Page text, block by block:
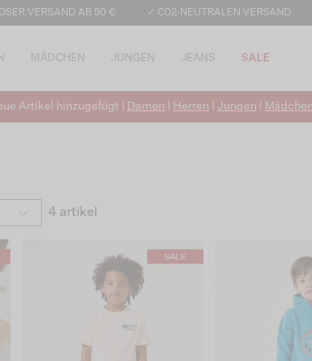
VERSAND AB 50 € ✓ CO2-NEUTRALEN VERSAND
MÄDCHEN JUNGEN JEANS SALE
Artikel hinzugefügt | Damen Herren Jungen
4 artikel